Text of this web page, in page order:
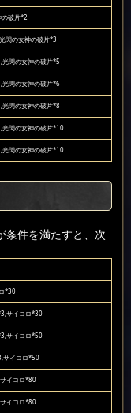
の破片*2
閃の女神の破片*3
閃の女神の破片*5
光閃の女神の破片*6
光閃の女神の破片*8
光閃の女神の破片*10
光閃の女神の破片*10
条件を満たすと、次
*30
サイコロ*30
サイコロ*50
サイコロ*50
イコロ*80
イコロ*80